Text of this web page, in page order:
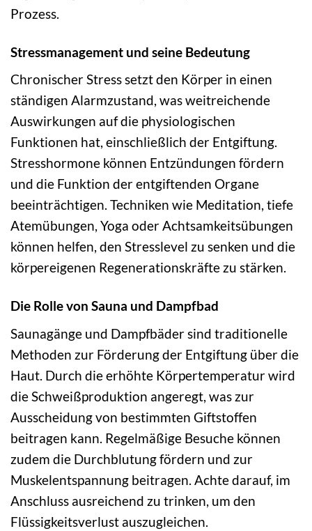
Prozess.
Stressmanagement und seine Bedeutung
Chronischer Stress setzt den Körper in einen
ständigen Alarmzustand, was weitreichende
Auswirkungen auf die physiologischen
Funktionen hat, einschließlich der Entgiftung.
Stresshormone können Entzündungen fördern
und die Funktion der entgiftenden Organe
beeinträchtigen. Techniken wie Meditation, tiefe
Atemübungen, Yoga oder Achtsamkeitsübungen
können helfen, den Stresslevel zu senken und die
körpereigenen Regenerationskräfte zu stärken.
Die Rolle von Sauna und Dampfbad
Saunagänge und Dampfbäder sind traditionelle
Methoden zur Förderung der Entgiftung über die
Haut. Durch die erhöhte Körpertemperatur wird
die Schweißproduktion angeregt, was zur
Ausscheidung von bestimmten Giftstoffen
beitragen kann. Regelmäßige Besuche können
zudem die Durchblutung fördern und zur
Muskelentspannung beitragen. Achte darauf, im
Anschluss ausreichend zu trinken, um den
Flüssigkeitsverlust auszugleichen.